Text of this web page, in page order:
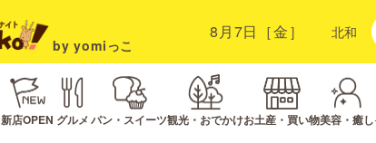
by yomiっこ
8月7日［金］ 北和
新店OPEN グルメ パン・スイーツ観光・おでかけお土産・買い物美容・癒し